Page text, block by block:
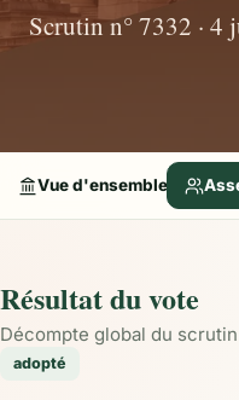
Scrutin n° 7332 · 4
Vue d'ensemble
Résultat du vote
Décompte global du
adopté